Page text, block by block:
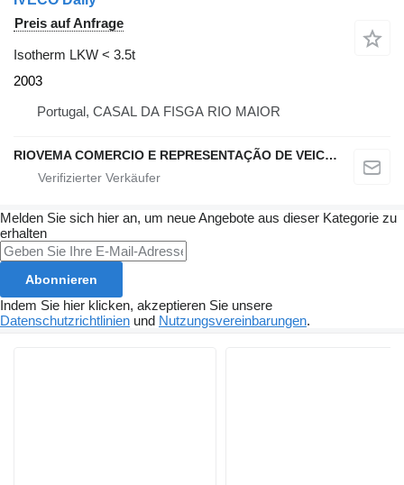
Preis auf Anfrage
Isotherm LKW < 3.5t
2003
Portugal, CASAL DA FISGA RIO MAIOR
RIOVEMA COMERCIO E REPRESENTAÇÃO DE VEICULOS E MAQUINAS LDA
Melden Sie sich hier an, um neue Angebote aus dieser Kategorie zu
erhalten
Abonnieren
Indem Sie hier klicken, akzeptieren Sie unsere
Datenschutzrichtlinien und Nutzungsvereinbarungen.